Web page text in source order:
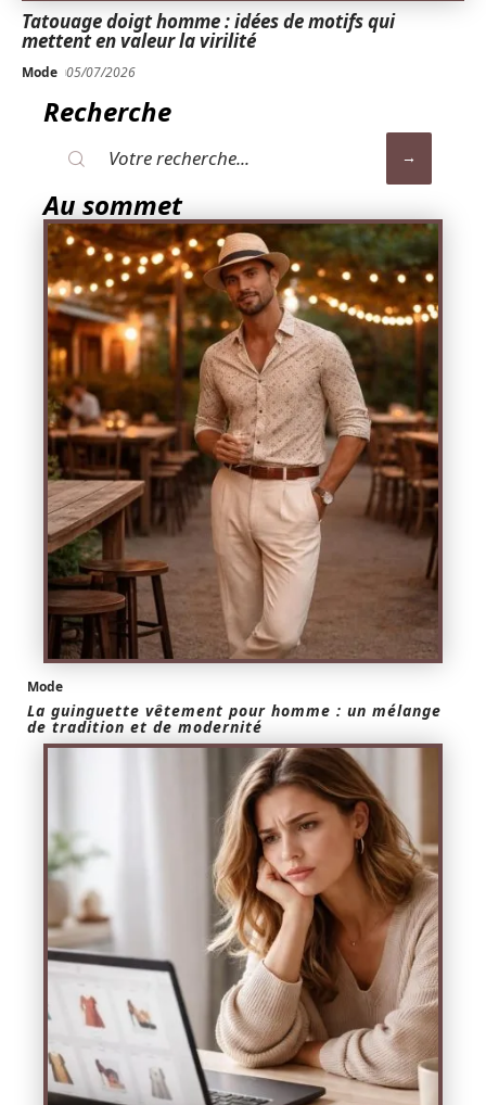
Tatouage doigt homme : idées de motifs qui
mettent en valeur la virilité
Mode 05/07/2026
Recherche
Au sommet
Mode
La guinguette vêtement pour homme : un mélange
de tradition et de modernité